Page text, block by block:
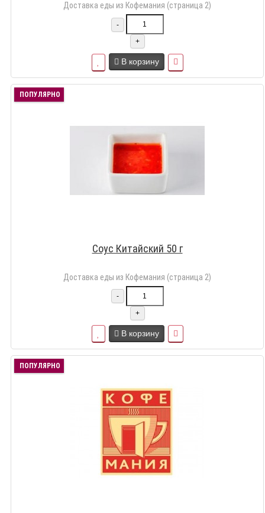
Доставка еды из Кофемания (страница 2)
-
+
В корзину
ПОПУЛЯРНО
Соус Китайский 50 г
Доставка еды из Кофемания (страница 2)
-
+
В корзину
ПОПУЛЯРНО